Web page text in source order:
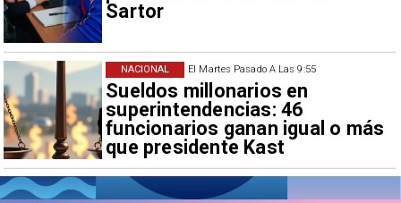
Sartor
El Martes Pasado A Las 9:55
Sueldos millonarios en
superintendencias: 46
funcionarios ganan igual o más
que presidente Kast
NACIONAL